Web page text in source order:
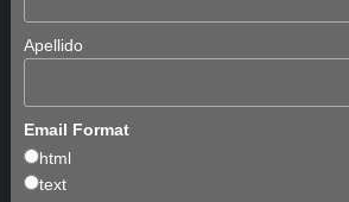
Apellido
Email Format
html
text